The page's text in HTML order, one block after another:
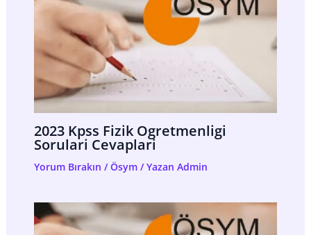
2023 Kpss Fizik Ogretmenligi
Sorulari Cevaplari
Yorum Bırakın /Ösym/ Yazan Admin